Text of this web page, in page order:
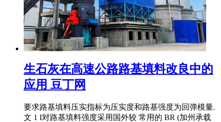
生石灰在高速公路路基填料改良中的
应用 豆丁网
要求路基填料压实指标为压实度和路基强度为回弹模量.
文 1 I对路基填料强度采用国外较 常用的 BR (加州承载